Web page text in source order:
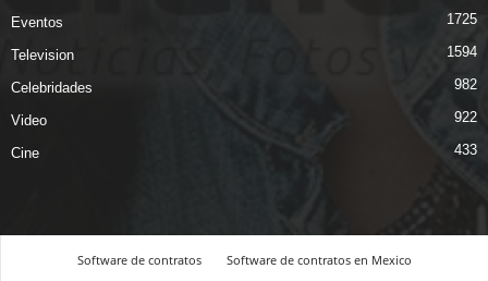
Eventos 1725
Television 1594
Celebridades 982
Video 922
Cine 433
Software de contratos Software de contratos en Mexico